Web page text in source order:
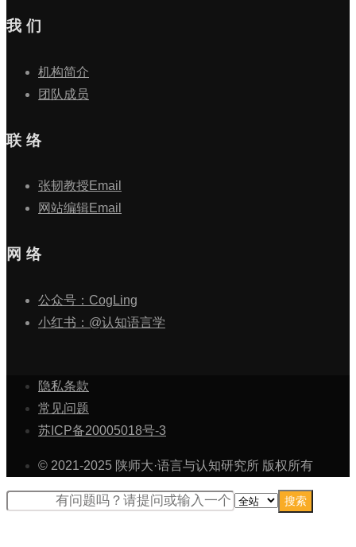
我 们
机构简介
团队成员
联 络
张韧教授Email
网站编辑Email
网 络
公众号：CogLing
小红书：@认知语言学
隐私条款
常见问题
苏ICP备20005018号-3
© 2021-2025 陕师大·语言与认知研究所 版权所有